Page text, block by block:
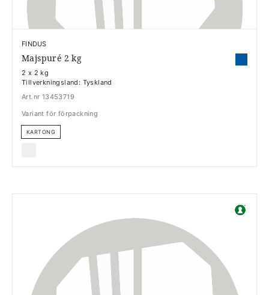
FINDUS
Majspuré 2 kg
2 x 2 kg
Tillverkningsland: Tyskland
Art.nr 13453719
Variant för förpackning
KARTONG